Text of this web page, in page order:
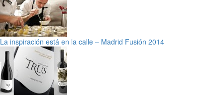
La inspiración está en la calle – Madrid Fusión 2014